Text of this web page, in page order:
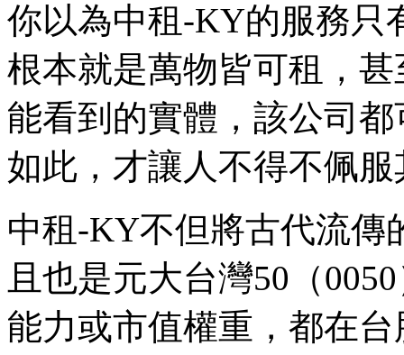
你以為中租-KY的服務只
根本就是萬物皆可租，
能看到的實體，該公司
如此，才讓人不得不佩
中租-KY不但將古代流傳
且也是元大台灣50（
能力或市值權重，都在